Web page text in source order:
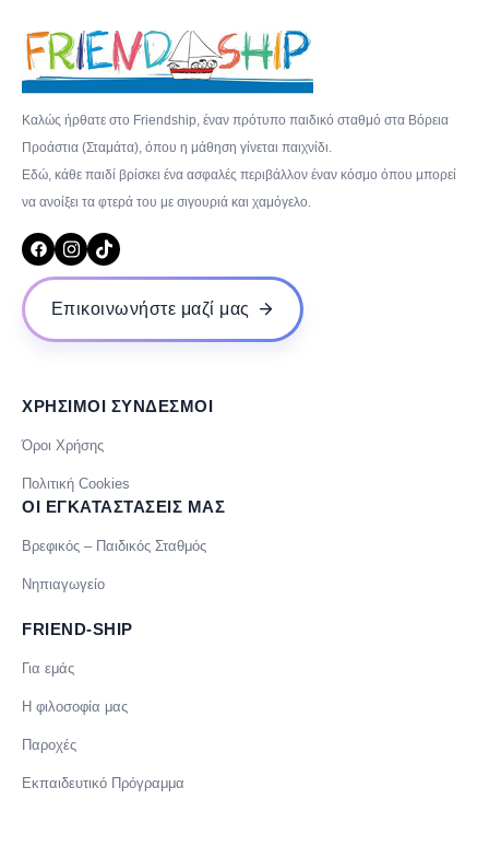
Καλώς ήρθατε στο Friendship, έναν πρότυπο παιδικό σταθμό στα Βόρεια
Προάστια (Σταμάτα), όπου η μάθηση γίνεται παιχνίδι.
Εδώ, κάθε παιδί βρίσκει ένα ασφαλές περιβάλλον έναν κόσμο όπου μπορεί
να ανοίξει τα φτερά του με σιγουριά και χαμόγελο.
Επικοινωνήστε μαζί μας
ΧΡΗΣΙΜΟΙ ΣΥΝΔΕΣΜΟΙ
Όροι Χρήσης
Πολιτική Cookies
ΟΙ ΕΓΚΑΤΑΣΤΑΣΕΙΣ ΜΑΣ
Βρεφικός – Παιδικός Σταθμός
Νηπιαγωγείο
FRIEND-SHIP
Για εμάς
Η φιλοσοφία μας
Παροχές
Εκπαιδευτικό Πρόγραμμα